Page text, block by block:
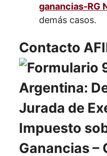
ganancias-RG
demás casos.
Contacto